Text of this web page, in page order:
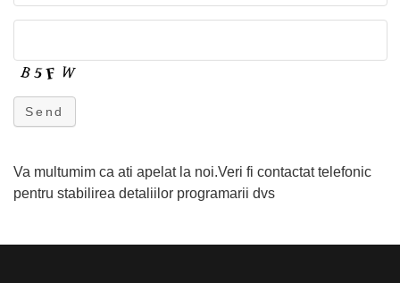
Send
Va multumim ca ati apelat la noi.Veri fi contactat telefonic
pentru stabilirea detaliilor programarii dvs